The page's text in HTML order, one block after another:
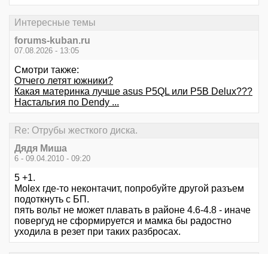
Интересные темы
forums-kuban.ru
07.08.2026 - 13:05
Смотри также:
Отчего летят южники?
Какая материнка лучше asus P5QL или P5B Delux???
Настальгия по Dendy ...
Re: Отрубы жесткого диска.
Дядя Миша
6 - 09.04.2010 - 09:20
5 +1.
Molex где-то неконтачит, попробуйте другой разъем
подоткнуть с БП.
пять вольт не может плавать в районе 4.6-4.8 - иначе
повергуд не сформируется и мамка бы радостно
уходила в резет при таких разбросах.